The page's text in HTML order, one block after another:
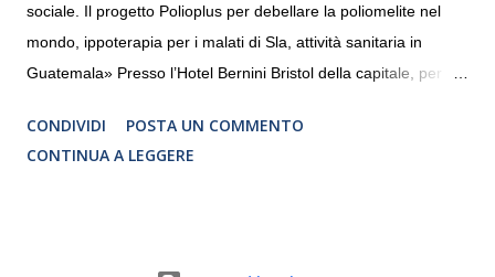
sociale. Il progetto Polioplus per debellare la poliomelite nel
mondo, ippoterapia per i malati di Sla, attività sanitaria in
Guatemala» Presso l’Hotel Bernini Bristol della capitale, per la
programmazione del Rotary Club Roma Sud-Est che festeggia
i quaranta anni di attività. Un’occasione per raccontare al
CONDIVIDI
POSTA UN COMMENTO
CONTINUA A LEGGERE